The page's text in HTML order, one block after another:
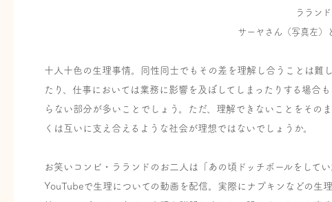
ララン
サーヤさん（写真左）
十人十色の生理事情。同性同士でもその差を理解し合うことは難
たり、仕事においては業務に影響を及ぼしてしまったりする場合
らない部分が多いことでしょう。ただ、理解できないことをその
くは互いに支え合えるような社会が理想ではないでしょうか。
お笑いコンビ・ラランドのお二人は「あの頃ドッチボールをして
YouTubeで生理についての動画を配信。実際にナプキンなどの生